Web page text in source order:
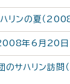
リンの夏（
年6月20日
のサハリン訪